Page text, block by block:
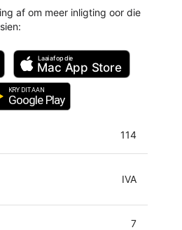
af om meer inligting oor die
:
Laai af op die
Mac App Store
KRY DIT AAN
Google Play
114
IVA
7